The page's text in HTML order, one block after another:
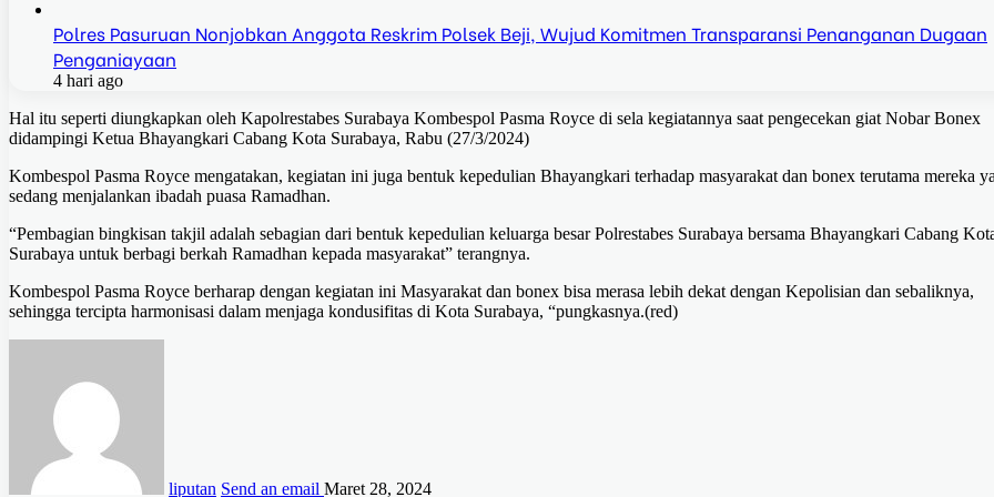
Polres Pasuruan Nonjobkan Anggota Reskrim Polsek Beji, Wujud Komitmen Transparansi Penanganan Dugaan
Penganiayaan
4 hari ago
Hal itu seperti diungkapkan oleh Kapolrestabes Surabaya Kombespol Pasma Royce di sela kegiatannya saat pengecekan giat Nobar Bonex
didampingi Ketua Bhayangkari Cabang Kota Surabaya, Rabu (27/3/2024)
Kombespol Pasma Royce mengatakan, kegiatan ini juga bentuk kepedulian Bhayangkari terhadap masyarakat dan bonex terutama mereka
sedang menjalankan ibadah puasa Ramadhan.
“Pembagian bingkisan takjil adalah sebagian dari bentuk kepedulian keluarga besar Polrestabes Surabaya bersama Bhayangkari Cabang
Surabaya untuk berbagi berkah Ramadhan kepada masyarakat” terangnya.
Kombespol Pasma Royce berharap dengan kegiatan ini Masyarakat dan bonex bisa merasa lebih dekat dengan Kepolisian dan sebaliknya,
sehingga tercipta harmonisasi dalam menjaga kondusifitas di Kota Surabaya, “pungkasnya.(red)
liputan Send an email Maret 28, 2024